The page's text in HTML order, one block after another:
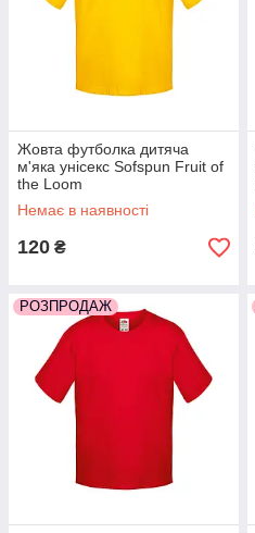
Жовта футболка дитяча
м'яка унісекс Sofspun Fruit of
the Loom
Немає в наявності
120 ₴
РОЗПРОДАЖ